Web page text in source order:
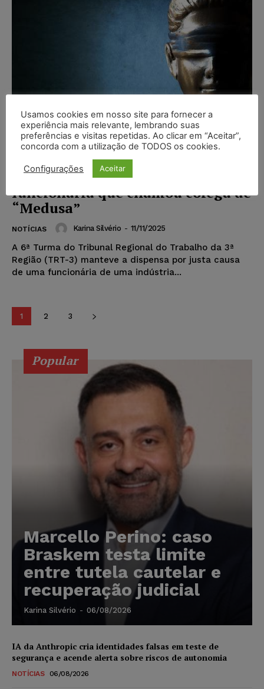
Racismo: Justiça do Trabalho
mantém justa causa de
funcionária que chamou colega de
“Medusa”
NOTÍCIAS Karina Silvério - 11/11/2025
A 6ª Turma do Tribunal Regional do Trabalho da 3ª
Região (TRT-3) manteve a dispensa por justa causa
de uma funcionária de uma indústria...
1 2 3
Popular
Marcello Perino: caso
Braskem testa limite
entre tutela cautelar e
recuperação judicial
Karina Silvério - 06/08/2026
IA da Anthropic cria identidades falsas em teste de
segurança e acende alerta sobre riscos de autonomia
NOTÍCIAS 06/08/2026
Usamos cookies em nosso site para fornecer a
experiência mais relevante, lembrando suas
preferências e visitas repetidas. Ao clicar em “Aceitar”,
concorda com a utilização de TODOS os cookies.
Configurações Aceitar